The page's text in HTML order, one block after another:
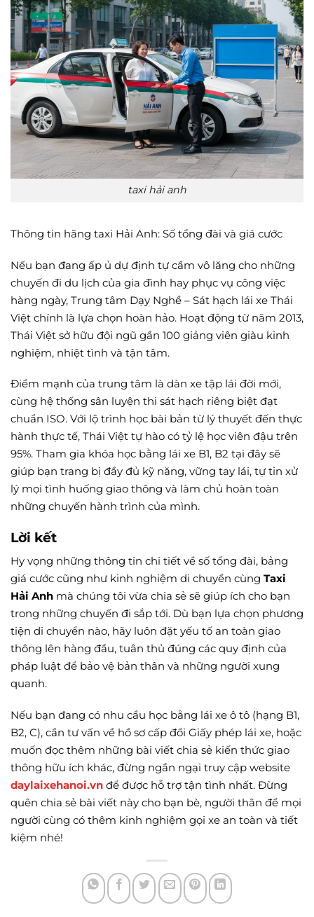
taxi hải anh
Thông tin hãng taxi Hải Anh: Số tổng đài và giá cước
Nếu bạn đang ấp ủ dự định tự cầm vô lăng cho những
chuyến đi du lịch của gia đình hay phục vụ công việc
hàng ngày, Trung tâm Dạy Nghề – Sát hạch lái xe Thái
Việt chính là lựa chọn hoàn hảo. Hoạt động từ năm 2013,
Thái Việt sở hữu đội ngũ gần 100 giảng viên giàu kinh
nghiệm, nhiệt tình và tận tâm.
Điểm mạnh của trung tâm là dàn xe tập lái đời mới,
cùng hệ thống sân luyện thi sát hạch riêng biệt đạt
chuẩn ISO. Với lộ trình học bài bản từ lý thuyết đến thực
hành thực tế, Thái Việt tự hào có tỷ lệ học viên đậu trên
95%. Tham gia khóa học bằng lái xe B1, B2 tại đây sẽ
giúp bạn trang bị đầy đủ kỹ năng, vững tay lái, tự tin xử
lý mọi tình huống giao thông và làm chủ hoàn toàn
những chuyến hành trình của mình.
Lời kết
Hy vọng những thông tin chi tiết về số tổng đài, bảng
giá cước cũng như kinh nghiệm di chuyển cùng Taxi
Hải Anh mà chúng tôi vừa chia sẻ sẽ giúp ích cho bạn
trong những chuyến đi sắp tới. Dù bạn lựa chọn phương
tiện di chuyển nào, hãy luôn đặt yếu tố an toàn giao
thông lên hàng đầu, tuân thủ đúng các quy định của
pháp luật để bảo vệ bản thân và những người xung
quanh.
Nếu bạn đang có nhu cầu học bằng lái xe ô tô (hạng B1,
B2, C), cần tư vấn về hồ sơ cấp đổi Giấy phép lái xe, hoặc
muốn đọc thêm những bài viết chia sẻ kiến thức giao
thông hữu ích khác, đừng ngần ngại truy cập website
daylaixehanoi.vn để được hỗ trợ tận tình nhất. Đừng
quên chia sẻ bài viết này cho bạn bè, người thân để mọi
người cùng có thêm kinh nghiệm gọi xe an toàn và tiết
kiệm nhé!